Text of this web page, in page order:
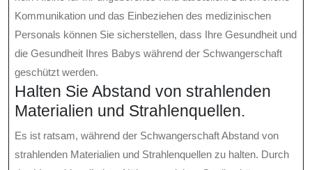
Kommunikation und das Einbeziehen des medizinischen
Personals können Sie sicherstellen, dass Ihre Gesundheit und
die Gesundheit Ihres Babys während der Schwangerschaft
geschützt werden.
Halten Sie Abstand von strahlenden
Materialien und Strahlenquellen.
Es ist ratsam, während der Schwangerschaft Abstand von
strahlenden Materialien und Strahlenquellen zu halten. Durch